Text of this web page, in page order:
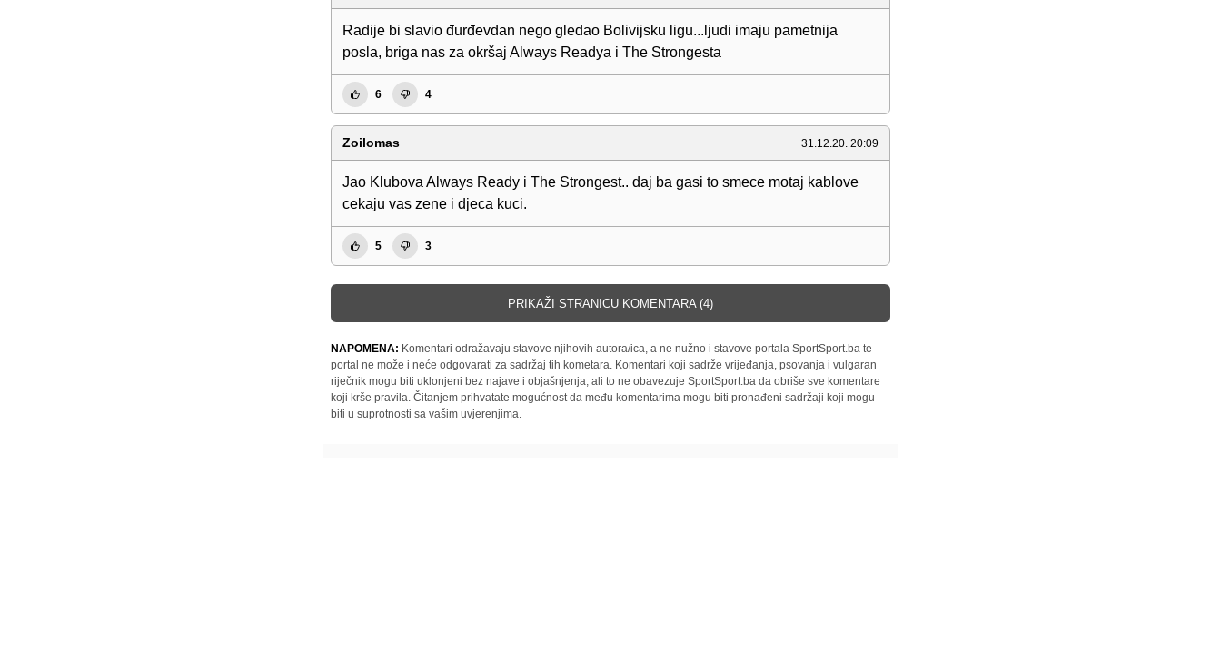
Radije bi slavio đurđevdan nego gledao Bolivijsku ligu...ljudi imaju pametnija
posla, briga nas za okršaj Always Readya i The Strongesta
6 4
Zoilomas 31.12.20. 20:09
Jao Klubova Always Ready i The Strongest.. daj ba gasi to smece motaj kablove
cekaju vas zene i djeca kuci.
5 3
PRIKAŽI STRANICU KOMENTARA (4)
NAPOMENA: Komentari odražavaju stavove njihovih autora/ica, a ne nužno i stavove portala SportSport.ba te
portal ne može i neće odgovarati za sadržaj tih kometara. Komentari koji sadrže vrijeđanja, psovanja i vulgaran
riječnik mogu biti uklonjeni bez najave i objašnjenja, ali to ne obavezuje SportSport.ba da obriše sve komentare
koji krše pravila. Čitanjem prihvatate mogućnost da među komentarima mogu biti pronađeni sadržaji koji mogu
biti u suprotnosti sa vašim uvjerenjima.